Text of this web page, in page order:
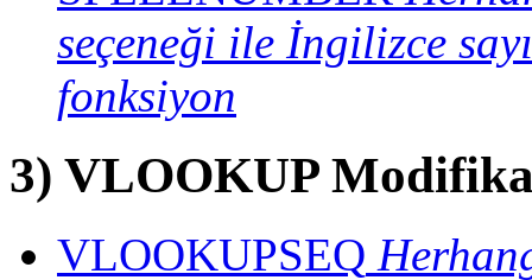
seçeneği ile İngilizce
fonksiyon
3) VLOOKUP
VLOOKUPSEQ